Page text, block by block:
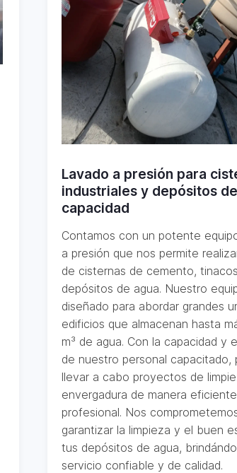
Lavado a presión para
industriales y depósitos
capacidad
Contamos con un potente
a presión que nos permite
de cisternas de cemento,
depósitos de agua. Nuestro
diseñado para abordar grandes
edificios que almacenan hasta
m³ de agua. Con la capacidad y
de nuestro personal capacitado,
llevar a cabo proyectos de
envergadura de manera
profesional. Nos
garantizar la limpieza y el buen
tus depósitos de agua,
servicio confiable y de calidad.